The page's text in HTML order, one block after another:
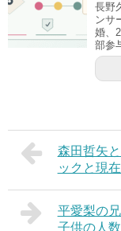
長野
ンサ
婚、
部参
森田哲矢
ックと現
平愛梨の
子供の人数